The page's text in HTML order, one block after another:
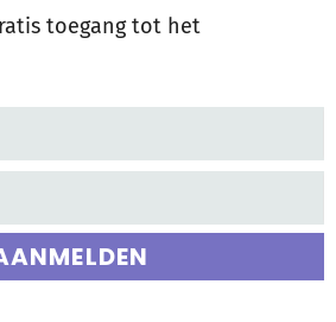
toegang tot het